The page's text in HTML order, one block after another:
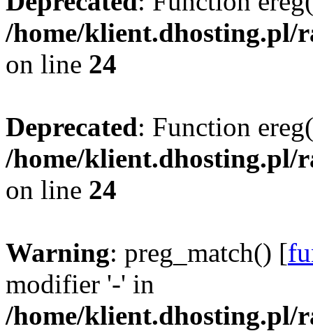
/home/klient.dhosting.pl/
on line 24
Deprecated: Function
/home/klient.dhosting.pl/
on line 24
Warning: preg_match() [
modifier '-' in
/home/klient.dhosting.pl/